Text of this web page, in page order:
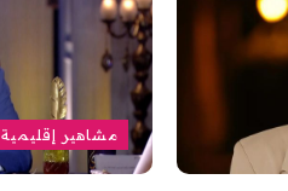
مشاهير إقليمية